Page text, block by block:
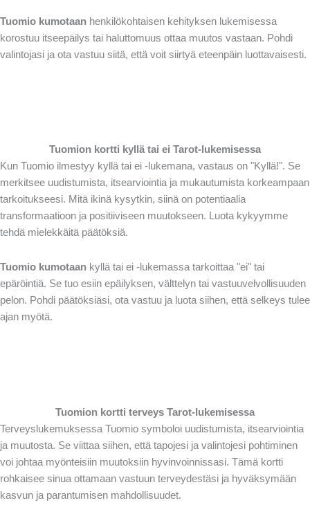
Tuomio kumotaan henkilökohtaisen kehityksen lukemisessa
korostuu itseepäilys tai haluttomuus ottaa muutos vastaan. Pohdi
valintojasi ja ota vastuu siitä, että voit siirtyä eteenpäin luottavaisesti.
Tuomion kortti kyllä tai ei Tarot-lukemisessa
Kun Tuomio ilmestyy kyllä tai ei -lukemana, vastaus on "Kyllä!". Se
merkitsee uudistumista, itsearviointia ja mukautumista korkeampaan
tarkoitukseesi. Mitä ikinä kysytkin, siinä on potentiaalia
transformaatioon ja positiiviseen muutokseen. Luota kykyymme
tehdä mielekkäitä päätöksiä.
Tuomio kumotaan kyllä tai ei -lukemassa tarkoittaa "ei" tai
epäröintiä. Se tuo esiin epäilyksen, välttelyn tai vastuuvelvollisuuden
pelon. Pohdi päätöksiäsi, ota vastuu ja luota siihen, että selkeys tulee
ajan myötä.
Tuomion kortti terveys Tarot-lukemisessa
Terveyslukemuksessa Tuomio symboloi uudistumista, itsearviointia
ja muutosta. Se viittaa siihen, että tapojesi ja valintojesi pohtiminen
voi johtaa myönteisiin muutoksiin hyvinvoinnissasi. Tämä kortti
rohkaisee sinua ottamaan vastuun terveydestäsi ja hyväksymään
kasvun ja parantumisen mahdollisuudet.